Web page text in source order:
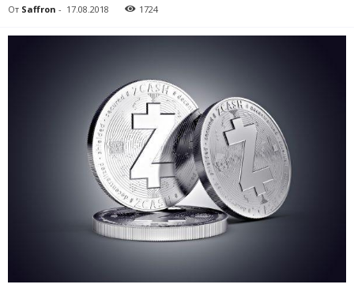
От Saffron - 17.08.2018 1724